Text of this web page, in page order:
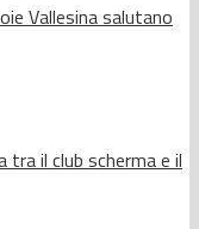
Vallesina salutano
il club scherma e il